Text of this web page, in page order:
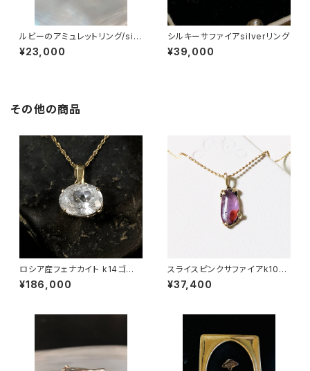
ルビーのアミュレットリング/silv
er950,925製
¥23,000
シルキーサファイアsilverリング
¥39,000
その他の商品
ロシア産フェナカイト k14ゴー
ルドペンダント
¥186,000
スライスピンクサファイアk10ゴ
ールドネックレス
¥37,400